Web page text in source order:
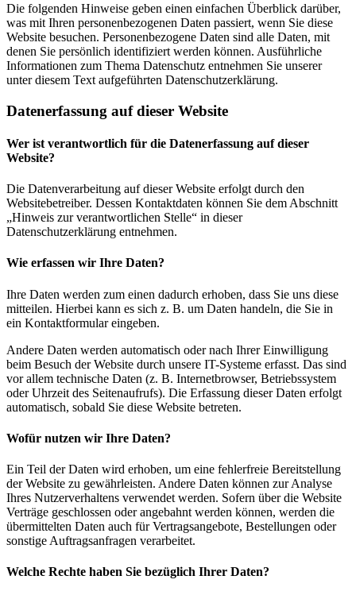
Die folgenden Hinweise geben einen einfachen Überblick darüber,
was mit Ihren personenbezogenen Daten passiert, wenn Sie diese
Website besuchen. Personenbezogene Daten sind alle Daten, mit
denen Sie persönlich identifiziert werden können. Ausführliche
Informationen zum Thema Datenschutz entnehmen Sie unserer
unter diesem Text aufgeführten Datenschutzerklärung.
Datenerfassung auf dieser Website
Wer ist verantwortlich für die Datenerfassung auf dieser
Website?
Die Datenverarbeitung auf dieser Website erfolgt durch den
Websitebetreiber. Dessen Kontaktdaten können Sie dem Abschnitt
„Hinweis zur verantwortlichen Stelle“ in dieser
Datenschutzerklärung entnehmen.
Wie erfassen wir Ihre Daten?
Ihre Daten werden zum einen dadurch erhoben, dass Sie uns diese
mitteilen. Hierbei kann es sich z. B. um Daten handeln, die Sie in
ein Kontaktformular eingeben.
Andere Daten werden automatisch oder nach Ihrer Einwilligung
beim Besuch der Website durch unsere IT-Systeme erfasst. Das sind
vor allem technische Daten (z. B. Internetbrowser, Betriebssystem
oder Uhrzeit des Seitenaufrufs). Die Erfassung dieser Daten erfolgt
automatisch, sobald Sie diese Website betreten.
Wofür nutzen wir Ihre Daten?
Ein Teil der Daten wird erhoben, um eine fehlerfreie Bereitstellung
der Website zu gewährleisten. Andere Daten können zur Analyse
Ihres Nutzerverhaltens verwendet werden. Sofern über die Website
Verträge geschlossen oder angebahnt werden können, werden die
übermittelten Daten auch für Vertragsangebote, Bestellungen oder
sonstige Auftragsanfragen verarbeitet.
Welche Rechte haben Sie bezüglich Ihrer Daten?